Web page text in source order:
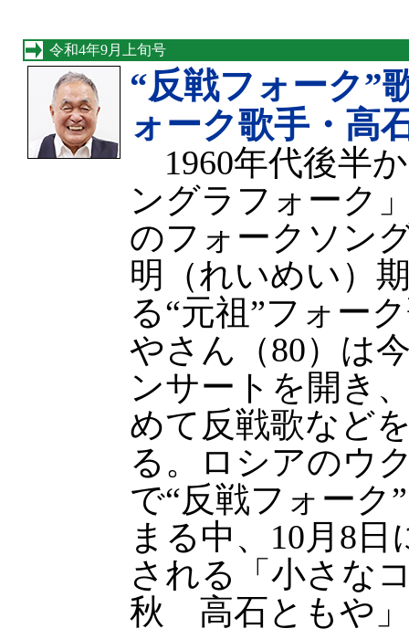
令和4年9月上旬号
“反戦フォーク”
ォーク歌手・高
1960年代後半
ングラフォーク
のフォークソン
明（れいめい）
る“元祖”フォー
やさん（80）は
ンサートを開き
めて反戦歌など
る。ロシアのウ
で“反戦フォーク
まる中、10月8
される「小さな
秋 高石ともや